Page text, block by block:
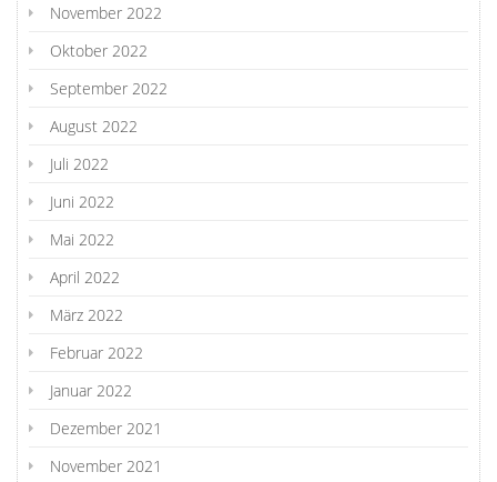
November 2022
Oktober 2022
September 2022
August 2022
Juli 2022
Juni 2022
Mai 2022
April 2022
März 2022
Februar 2022
Januar 2022
Dezember 2021
November 2021